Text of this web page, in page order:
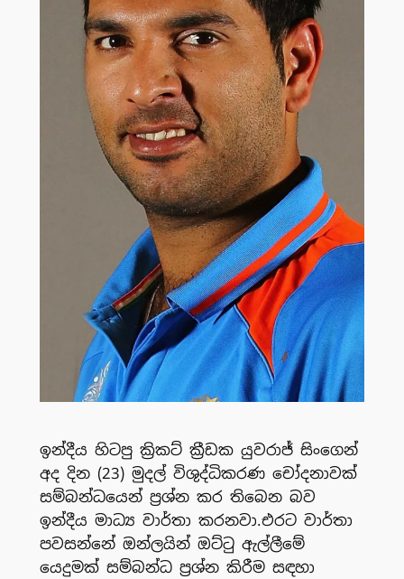
ඉන්දීය හිටපු ක්‍රිකට් ක්‍රීඩක යුවරාජ් සිංගෙන්
අද දින (23) මුදල් විශුද්ධිකරණ චෝදනාවක්
සම්බන්ධයෙන් ප්‍රශ්න කර තිබෙන බව
ඉන්දීය මාධ්‍ය වාර්තා කරනවා.එරට වාර්තා
පවසන්නේ ඔන්ලයින් ඔට්ටු ඇල්ලීමේ
යෙදුමක් සම්බන්ධ ප්‍රශ්න කිරීම සඳහා